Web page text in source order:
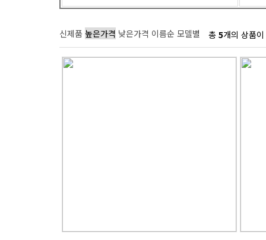
신제품 높은가격 낮은가격 이름순 모델별 총 5개의 상품